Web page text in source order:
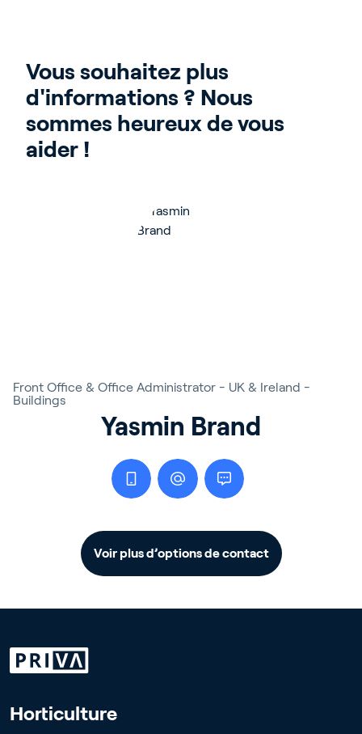
Vous souhaitez plus
d'informations ? Nous
sommes heureux de vous
aider !
Front Office & Office Administrator - UK & Ireland -
Buildings
Yasmin Brand
Voir plus d’options de contact
Horticulture